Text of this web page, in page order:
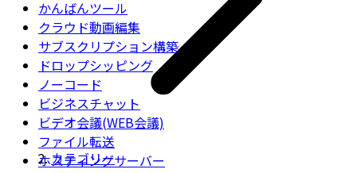
かんばんツール
クラウド動画編集
サブスクリプション構築
ドロップシッピング
ノーコード
ビジネスチャット
ビデオ会議(WEB会議)
ファイル転送
ホスティングサーバー
カテゴリー